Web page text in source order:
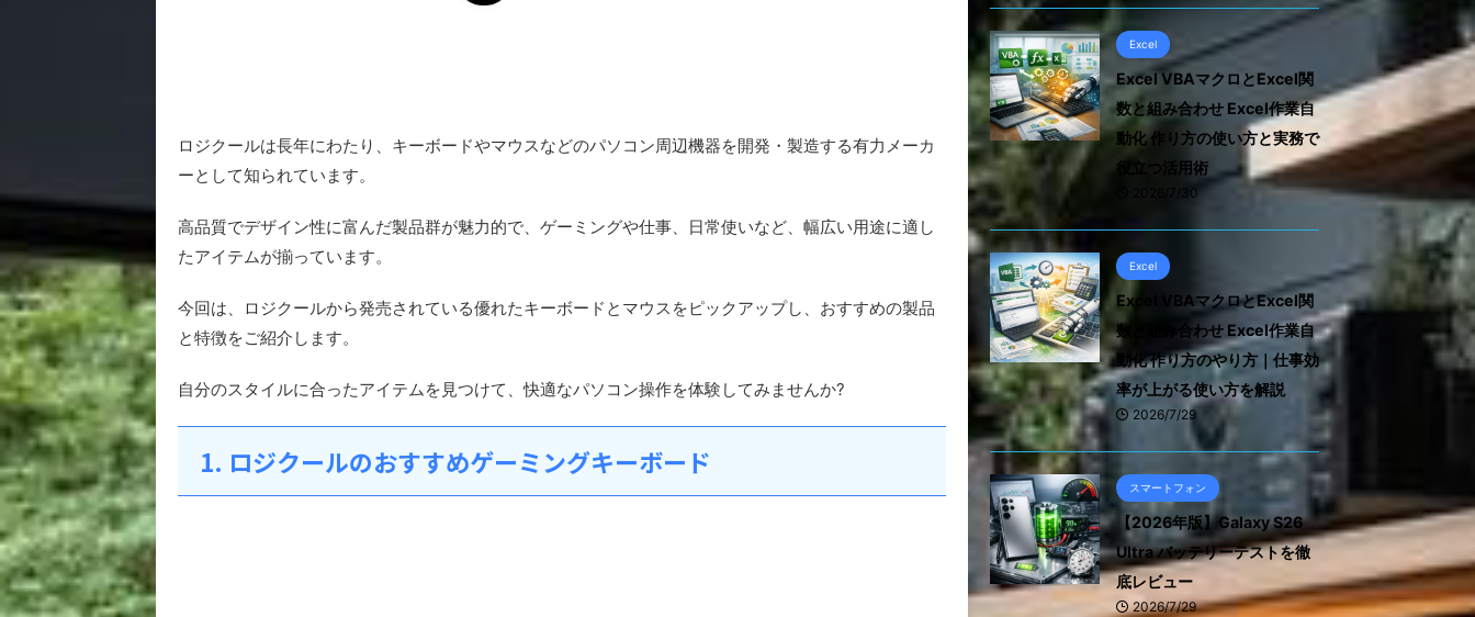
ロジクールは長年にわたり、キーボードやマウスなどのパソコン周辺機器を開発・製造する有力メーカ
ーとして知られています。
高品質でデザイン性に富んだ製品群が魅力的で、ゲーミングや仕事、日常使いなど、幅広い用途に適し
たアイテムが揃っています。
今回は、ロジクールから発売されている優れたキーボードとマウスをピックアップし、おすすめの製品
と特徴をご紹介します。
自分のスタイルに合ったアイテムを見つけて、快適なパソコン操作を体験してみませんか?
1. ロジクールのおすすめゲーミングキーボード
Excel
Excel VBAマクロとExcel関
数と組み合わせ Excel作業自
動化 作り方の使い方と実務で
役立つ活用術
2026/7/30
Excel
Excel VBAマクロとExcel関
数と組み合わせ Excel作業自
動化 作り方のやり方｜仕事効
率が上がる使い方を解説
2026/7/29
スマートフォン
【2026年版】Galaxy S26
Ultra バッテリーテストを徹
底レビュー
2026/7/29